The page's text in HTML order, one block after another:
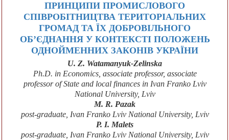
ПРИНЦИПИ ПРОМИСЛОВОГО
СПІВРОБІТНИЦТВА ТЕРИТОРІАЛЬНИХ
ГРОМАД ТА ЇХ ДОБРОВІЛЬНОГО
ОБ’ЄДНАННЯ У КОНТЕКСТІ ПОЛОЖЕНЬ
ОДНОЙМЕННИХ ЗАКОНІВ УКРАЇНИ
U. Z. Watamanyuk-Zelinska
Ph.D. in Economics, associate professor, associate
professor of State and local finances in Ivan Franko Lviv
National University, Lviv
M. R. Pazak
рost-graduate, Ivan Franko Lviv National University, Lviv
P. I. Malets
рost-graduate, Ivan Franko Lviv National University, Lviv